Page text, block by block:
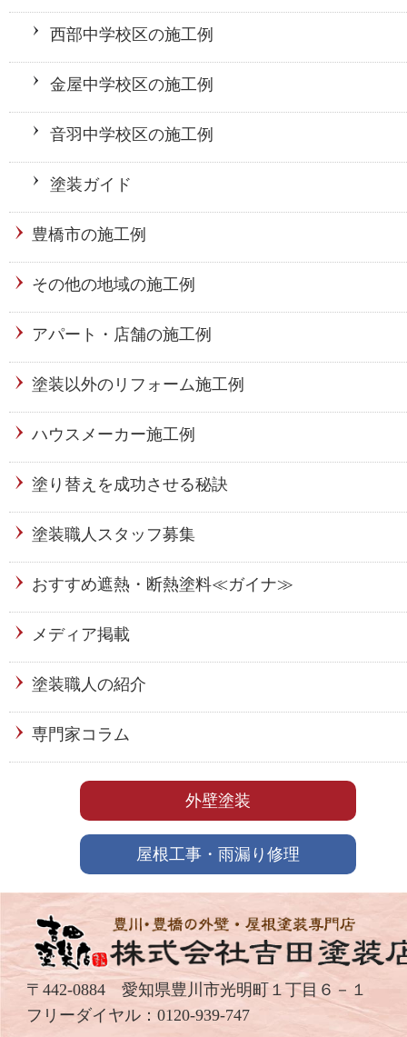
西部中学校区の施工例
金屋中学校区の施工例
音羽中学校区の施工例
塗装ガイド
豊橋市の施工例
その他の地域の施工例
アパート・店舗の施工例
塗装以外のリフォーム施工例
ハウスメーカー施工例
塗り替えを成功させる秘訣
塗装職人スタッフ募集
おすすめ遮熱・断熱塗料≪ガイナ≫
メディア掲載
塗装職人の紹介
専門家コラム
外壁塗装
屋根工事・雨漏り修理
〒442-0884 愛知県豊川市光明町１丁目６－１
フリーダイヤル： 0120-939-747